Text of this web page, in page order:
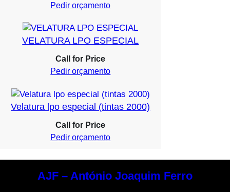
Pedir orçamento
VELATURA LPO ESPECIAL
Call for Price
Pedir orçamento
Velatura lpo especial (tintas 2000)
Call for Price
Pedir orçamento
AJF – António Joaquim Ferro